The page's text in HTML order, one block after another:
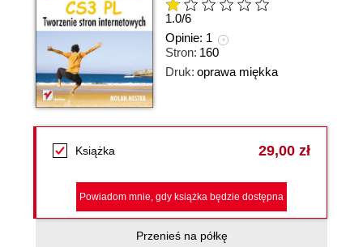
1.0/6
Opinie: 1
Stron: 160
Druk: oprawa miękka
Książka 29,00 zł
Powiadom mnie, gdy książka będzie dostępna
Przenieś na półkę